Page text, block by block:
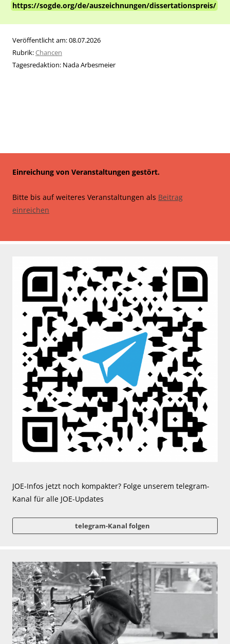
https://sogde.org/de/auszeichnungen/dissertationspreis/
Veröffentlicht am:08.07.2026
Rubrik:Chancen
Tagesredaktion: Nada Arbesmeier
Einreichung von Veranstaltungen gestört.
Bitte bis auf weiteres Veranstaltungen als Beitrag
einreichen
JOE-Infos jetzt noch kompakter? Folge unserem telegram-
Kanal für alle JOE-Updates
telegram-Kanal folgen